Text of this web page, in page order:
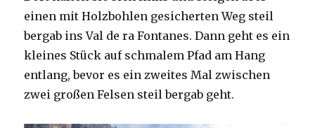
einen mit Holzbohlen gesicherten Weg steil
bergab ins Val de ra Fontanes. Dann geht es ein
kleines Stück auf schmalem Pfad am Hang
entlang, bevor es ein zweites Mal zwischen
zwei großen Felsen steil bergab geht.